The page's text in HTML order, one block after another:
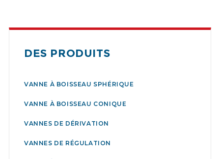
DES PRODUITS
VANNE À BOISSEAU SPHÉRIQUE
VANNE À BOISSEAU CONIQUE
VANNES DE DÉRIVATION
VANNES DE RÉGULATION